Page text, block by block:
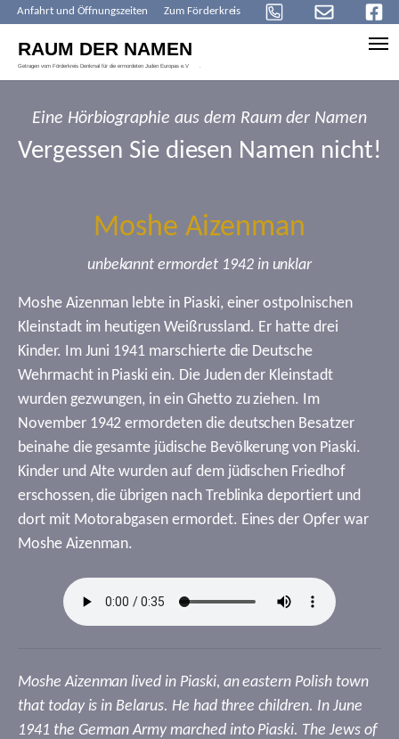
Anfahrt und Öffnungszeiten Zum Förderkreis
Eine Hörbiographie aus dem Raum der Namen
Vergessen Sie diesen Namen nicht!
Moshe Aizenman
unbekannt ermordet 1942 in unklar
Moshe Aizenman lebte in Piaski, einer ostpolnischen
Kleinstadt im heutigen Weißrussland. Er hatte drei
Kinder. Im Juni 1941 marschierte die Deutsche
Wehrmacht in Piaski ein. Die Juden der Kleinstadt
wurden gezwungen, in ein Ghetto zu ziehen. Im
November 1942 ermordeten die deutschen Besatzer
beinahe die gesamte jüdische Bevölkerung von Piaski.
Kinder und Alte wurden auf dem jüdischen Friedhof
erschossen, die übrigen nach Treblinka deportiert und
dort mit Motorabgasen ermordet. Eines der Opfer war
Moshe Aizenman.
Moshe Aizenman lived in Piaski, an eastern Polish town
that today is in Belarus. He had three children. In June
1941 the German Army marched into Piaski. The Jews of